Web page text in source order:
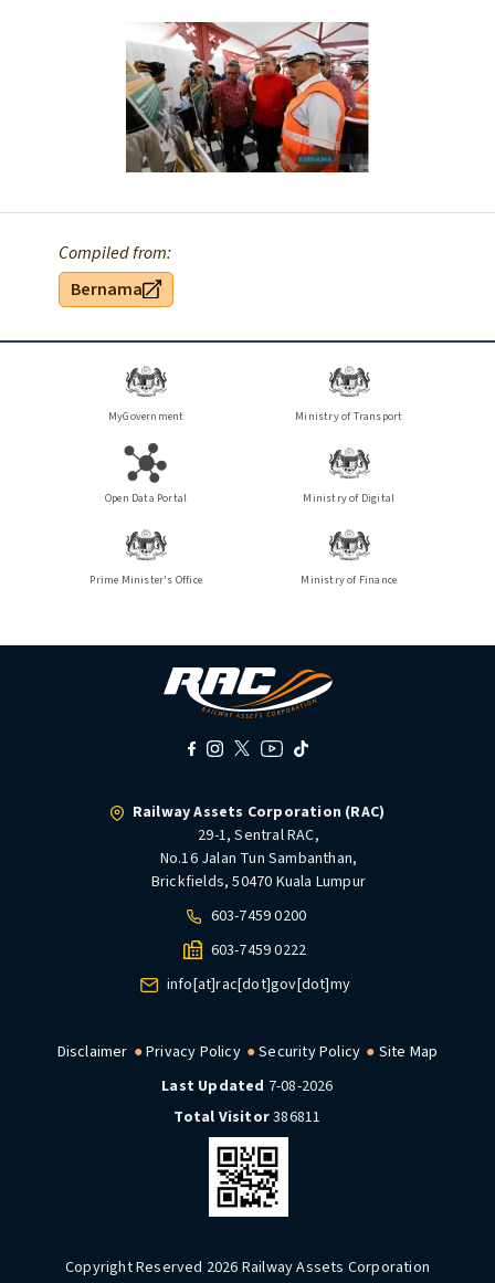
Compiled from:
Bernama
MyGovernment Ministry of Transport
Open Data Portal Ministry of Digital
Prime Minister's Office Ministry of Finance
Railway Assets Corporation (RAC)
29-1, Sentral RAC,
No.16 Jalan Tun Sambanthan,
Brickfields, 50470 Kuala Lumpur
603-7459 0200
603-7459 0222
info[at]rac[dot]gov[dot]my
Disclaimer Privacy Policy Security Policy
Site Map
Last Updated 7-08-2026
Total Visitor386811
Copyright Reserved 2026 Railway Assets Corporation